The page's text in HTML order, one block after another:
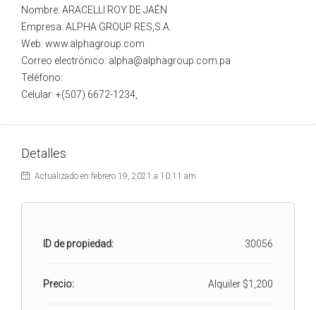
Nombre: ARACELLI ROY DE JAÉN
Empresa: ALPHA GROUP RES,S.A.
Web: www.alphagroup.com
Correo electrónico: alpha@alphagroup.com.pa
Teléfono:
Celular: +(507) 6672-1234,
Detalles
Actualizado en febrero 19, 2021 a 10:11 am
ID de propiedad: 30056
Precio: Alquiler $1,200